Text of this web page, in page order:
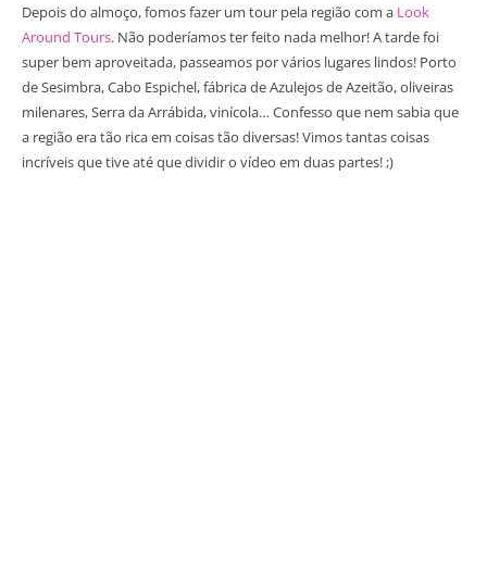
Depois do almoço, fomos fazer um tour pela região com a Look
Around Tours. Não poderíamos ter feito nada melhor! A tarde foi
super bem aproveitada, passeamos por vários lugares lindos! Porto
de Sesimbra, Cabo Espichel, fábrica de Azulejos de Azeitão, oliveiras
milenares, Serra da Arrábida, vinícola… Confesso que nem sabia que
a região era tão rica em coisas tão diversas! Vimos tantas coisas
incríveis que tive até que dividir o vídeo em duas partes! ;)